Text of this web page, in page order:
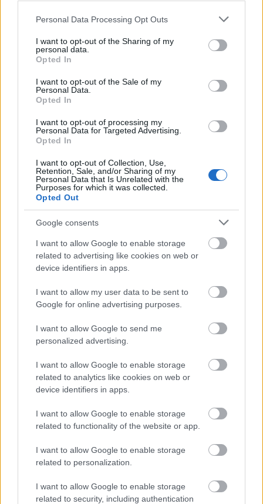
Please note that this website/app uses one or more Google
not limited to your visit or usage behaviour. You may click to
grant or deny consent to Google and its third-party tags to
use your data for below specified purposes in below Google
consent section.
Personal Data Processing Opt Outs
I want to opt-out of the Sharing of my
personal data.
Opted In
I want to opt-out of the Sale of my
Personal Data.
Opted In
I want to opt-out of processing my
Personal Data for Targeted Advertising.
Opted In
I want to opt-out of Collection, Use,
Retention, Sale, and/or Sharing of my
Personal Data that Is Unrelated with the
Purposes for which it was collected.
Opted Out
Google consents
I want to allow Google to enable storage
related to advertising like cookies on web or
device identifiers in apps.
I want to allow my user data to be sent to
Google for online advertising purposes.
I want to allow Google to send me
personalized advertising.
I want to allow Google to enable storage
related to analytics like cookies on web or
device identifiers in apps.
I want to allow Google to enable storage
related to functionality of the website or app.
I want to allow Google to enable storage
related to personalization.
I want to allow Google to enable storage
related to security, including authentication
Chanel
Nézd meg te is a teljes filmetitt, és hagyd, hogy
teljesen elvarázsoljon: